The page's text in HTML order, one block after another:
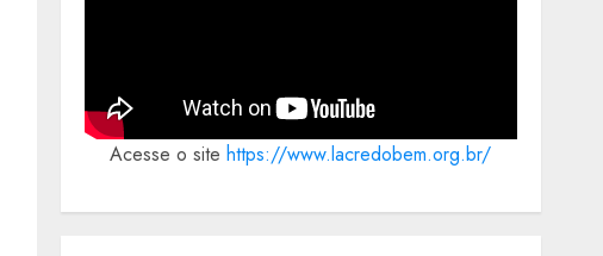
Acesse o sitehttps://www.lacredobem.org.br/